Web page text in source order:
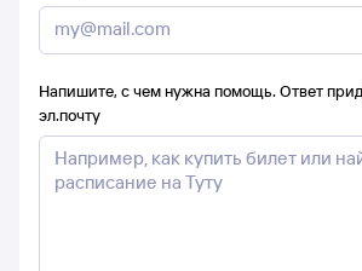
Напишите, с чем нужна помощь. Ответ
эл.почту